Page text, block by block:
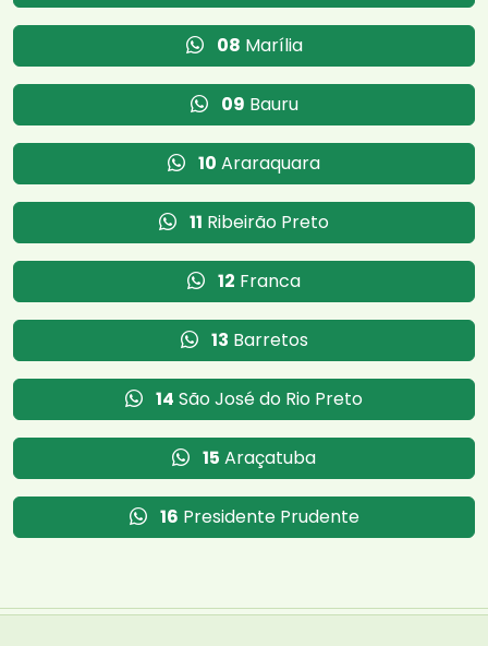
08 Marília
09 Bauru
10 Araraquara
11 Ribeirão Preto
12 Franca
13 Barretos
14 São José do Rio Preto
15 Araçatuba
16 Presidente Prudente